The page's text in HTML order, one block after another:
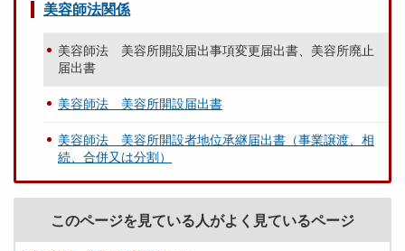
美容師法関係
美容師法 美容所開設届出事項変更届出書、美容所廃止
届出書
美容師法 美容所開設届出書
美容師法 美容所開設者地位承継届出書（事業譲渡、相
続、合併又は分割）
このページを見ている人がよく見ているページ